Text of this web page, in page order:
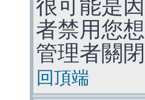
很可能是
者禁用您
管理者關
回頂端